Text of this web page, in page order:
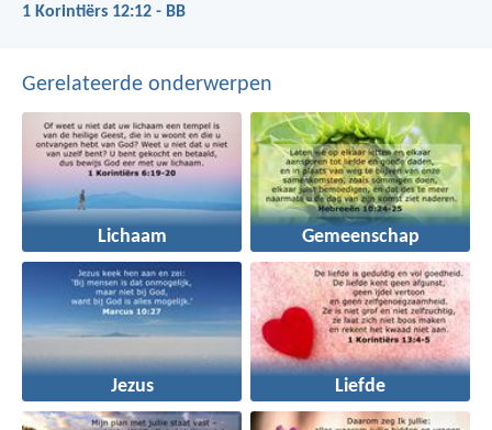
1 Korintiërs 12:12 - BB
Gerelateerde onderwerpen
Lichaam Gemeenschap
Jezus Liefde